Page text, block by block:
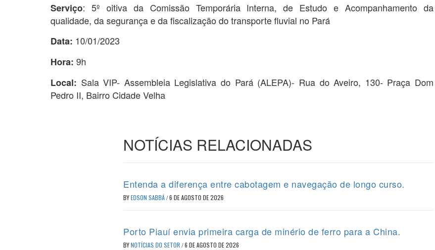
Serviço: 5º oitiva da Comissão Temporária Interna, de Estudo e Acompanhamento da
qualidade, da segurança e da fiscalização do transporte fluvial no Pará
Data: 10/01/2023
Hora: 9h
Local: Sala VIP- Assembleia Legislativa do Pará (ALEPA)- Rua do Aveiro, 130- Praça Dom
Pedro II, Bairro Cidade Velha
NOTÍCIAS RELACIONADAS
Entenda a diferença entre cabotagem e navegação de longo curso.
BYEDSON SABBÁ/6 DE AGOSTO DE 2026
Porto Piauí envia primeira carga de minério de ferro para a China.
BYNOTÍCIAS DO SETOR /6 DE AGOSTO DE 2026